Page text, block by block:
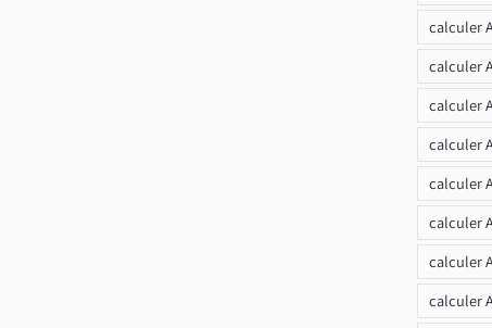
calculer
calculer
calculer
calculer
calculer
calculer
calculer
calculer